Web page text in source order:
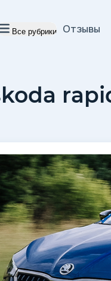
Все рубрики Отзывы